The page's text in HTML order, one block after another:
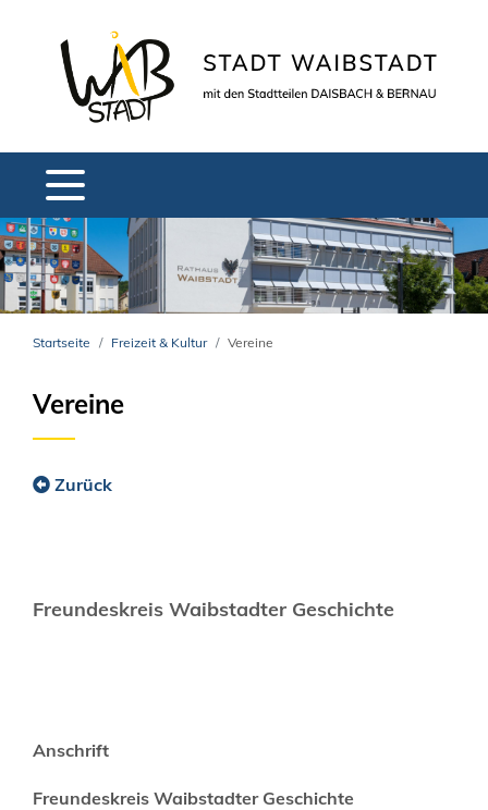
Startseite Freizeit & Kultur Vereine
Vereine
Zurück
Freundeskreis Waibstadter Geschichte
Anschrift
Freundeskreis Waibstadter Geschichte